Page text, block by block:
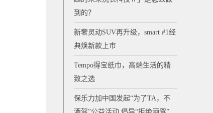
到的？
新奢灵动SUV再升级，smart #1经
典焕新款上市
Tempo得宝纸巾，高端生活的精
致之选
保乐力加中国发起“为了TA，不